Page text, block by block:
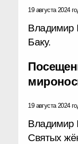
19 августа 2024
Владимир
Баку.
19 августа 2024
Владимир
Святых